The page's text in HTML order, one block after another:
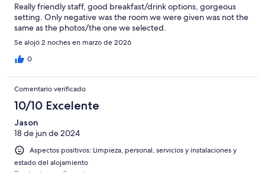
Really friendly staff, good breakfast/drink options, gorgeous
setting. Only negative was the room we were given was not the
same as the photos/the one we selected.
Se alojó 2 noches en marzo de 2026
0
Comentario verificado
10/10 Excelente
Jason
18 de jun de 2024
Aspectos positivos: Limpieza, personal, servicios y instalaciones y
estado del alojamiento